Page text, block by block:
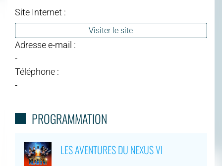
Site Internet :
Visiter le site
Adresse e-mail :
-
Téléphone :
-
PROGRAMMATION
LES AVENTURES DU NEXUS VI